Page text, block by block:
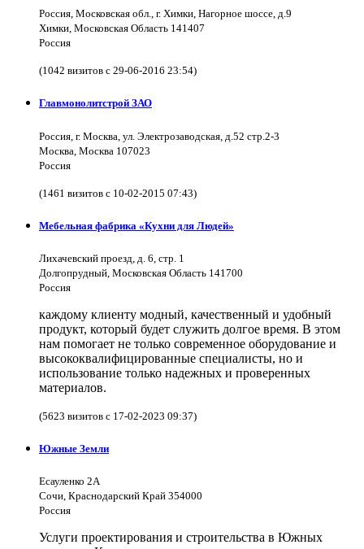
Россия, Московская обл., г. Химки, Нагорное шоссе, д.9
Химки, Московская Область 141407
Россия
(1042 визитов с 29-06-2016 23:54)
Главмонолитстрой ЗАО
Россия, г. Москва, ул. Электрозаводская, д.52 стр.2-3
Москва, Москва 107023
Россия
(1461 визитов с 10-02-2015 07:43)
Мебельная фабрика «Кухни для Людей»
Лихачевский проезд, д. 6, стр. 1
Долгопрудный, Московская Область 141700
Россия
каждому клиенту модный, качественный и удобный
продукт, который будет служить долгое время. В этом
нам помогает не только современное оборудование и
высококвалифицированные специалисты, но и
использование только надежных и проверенных
материалов.
(5623 визитов с 17-02-2023 09:37)
Южные Земли
Есауленко 2А
Сочи, Краснодарский Край 354000
Россия
Услуги проектирования и строительства в Южных